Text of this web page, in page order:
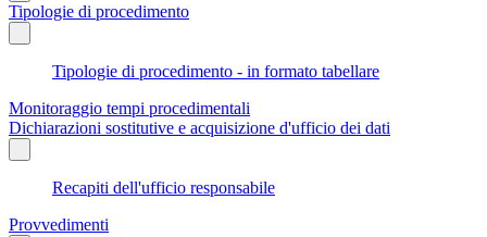
Tipologie di procedimento
Tipologie di procedimento - in formato tabellare
Monitoraggio tempi procedimentali
Dichiarazioni sostitutive e acquisizione d'ufficio dei dati
Recapiti dell'ufficio responsabile
Provvedimenti